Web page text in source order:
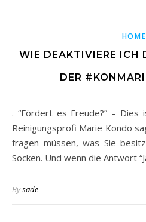
HOME
WIE DEAKTIVIERE ICH
DER
. “Fördert es Freude?” –
Reinigungsprofi Marie Kondo
fragen müssen, was Sie
Socken. Und wenn die Antwort
Bysade